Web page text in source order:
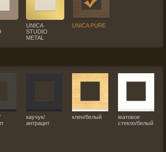
UNICA
STUDIO
METAL
UNICA PURE
каучук/
антрацит
клен/белый
матовое
стекло/белый